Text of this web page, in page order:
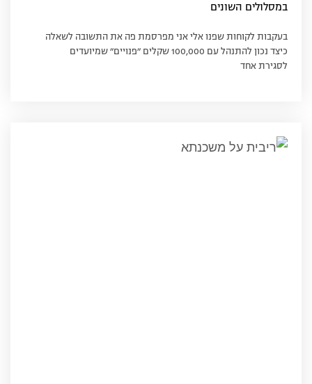
במסלולים השונים
בעקבות לקוחות שפנו אלי אני מפרסמת פה את התשובה לשאלה
כיצד נכון להתנהל עם 100,000 שקלים ״פנויים״ שמיועדים
לסגירת אחד